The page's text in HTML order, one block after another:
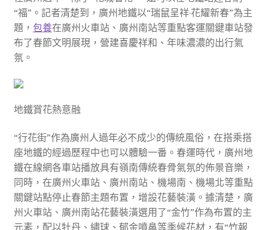
“福”。記者清楚到，廣州地鐵以“瑞鼠呈祥·花耀新春”為主
題， 包養在廣州火車站、廣州南站等重點客運關鍵車站發
布了春節文明展現，營建喜慶祥和、年味濃濃的出行氣
氛。
地鐵賞花熱意融
“行花街”作為廣州人過年必不成少的傳統風俗，在搭乘搭
座地鐵的經過歷程中也可以體驗一番。春運時代，廣州地
鐵在線網各車站播放具有嶺南傳統春骨氣氛的佈景音樂，
同時，在廣州火車站、廣州南站、機場南、機場北等重點
關鍵站點停止春節主題布置，增設花藝裝潢。據清楚，廣
州火車站、廣州南站花藝裝潢選用了“金竹”作為布置的主
元素，配以牡丹、繡球、郁金噴鼻等季候花材，有“竹報